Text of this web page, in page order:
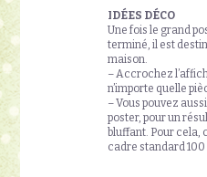
IDÉES DÉCO
Une fois le grand
terminé, il est
maison.
– Accrochez
n’importe quelle
– Vous pouvez
poster, pour un
bluffant. Pour cela,
cadre standard